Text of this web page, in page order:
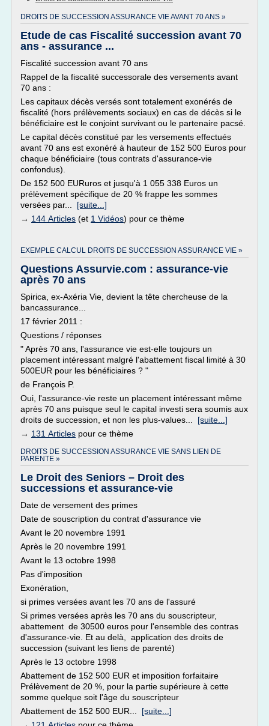
DROITS DE SUCCESSION ASSURANCE VIE AVANT 70 ANS »
Etude de cas Fiscalité succession avant 70
ans - assurance ...
Fiscalité succession avant 70 ans
Rappel de la fiscalité successorale des versements avant
70 ans :
Les capitaux décès versés sont totalement exonérés de
fiscalité (hors prélèvements sociaux) en cas de décès si le
bénéficiaire est le conjoint survivant ou le partenaire pacsé.
Le capital décès constitué par les versements effectués
avant 70 ans est exonéré à hauteur de 152 500 Euros pour
chaque bénéficiaire (tous contrats d'assurance-vie
confondus).
De 152 500 EURuros et jusqu'à 1 055 338 Euros un
prélèvement spécifique de 20 % frappe les sommes
versées par... [suite...]
→ 144 Articles (et 1 Vidéos) pour ce thème
EXEMPLE CALCUL DROITS DE SUCCESSION ASSURANCE VIE »
Questions Assurvie.com : assurance-vie
après 70 ans
Spirica, ex-Axéria Vie, devient la tête chercheuse de la
bancassurance...
17 février 2011 :
Questions / réponses
" Après 70 ans, l'assurance vie est-elle toujours un
placement intéressant malgré l'abattement fiscal limité à 30
500EUR pour les bénéficiaires ? "
de François P.
Oui, l'assurance-vie reste un placement intéressant même
après 70 ans puisque seul le capital investi sera soumis aux
droits de succession, et non les plus-values... [suite...]
→ 131 Articles pour ce thème
DROITS DE SUCCESSION ASSURANCE VIE SANS LIEN DE
PARENTE »
Le Droit des Seniors – Droit des
successions et assurance-vie
Date de versement des primes
Date de souscription du contrat d'assurance vie
Avant le 20 novembre 1991
Après le 20 novembre 1991
Avant le 13 octobre 1998
Pas d'imposition
Exonération,
si primes versées avant les 70 ans de l'assuré
Si primes versées après les 70 ans du souscripteur,
abattement de 30500 euros pour l'ensemble des contras
d'assurance-vie. Et au delà, application des droits de
succession (suivant les liens de parenté)
Après le 13 octobre 1998
Abattement de 152 500 EUR et imposition forfaitaire
Prélèvement de 20 %, pour la partie supérieure à cette
somme quelque soit l'âge du souscripteur
Abattement de 152 500 EUR... [suite...]